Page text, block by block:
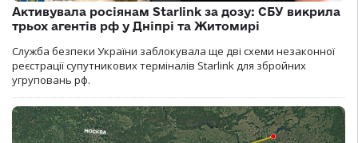
Активувала росіянам Starlink за дозу: СБУ викрила
трьох агентів рф у Дніпрі та Житомирі
Служба безпеки України заблокувала ще дві схеми незаконної
реєстрації супутникових терміналів Starlink для збройних
угруповань рф.